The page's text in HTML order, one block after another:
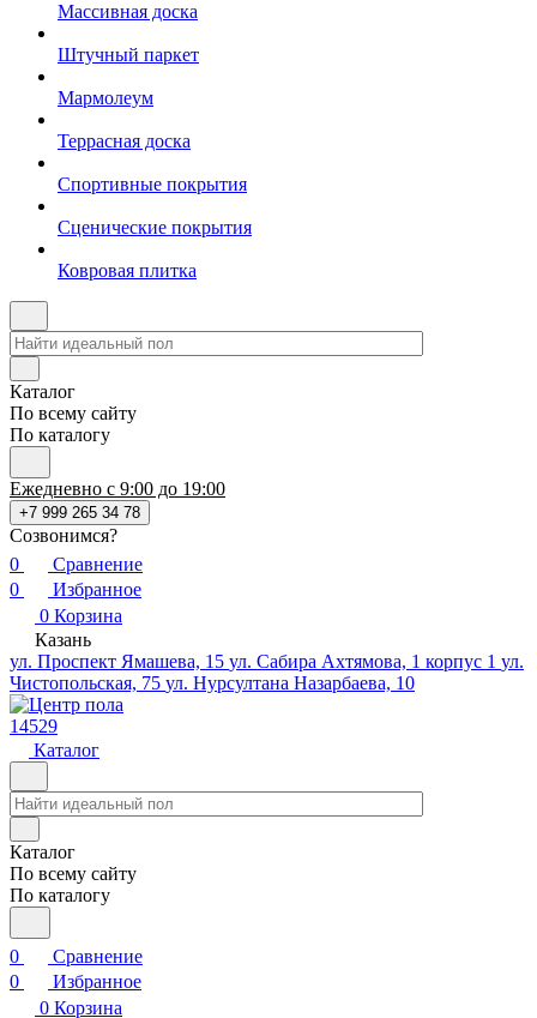
Массивная доска
Штучный паркет
Мармолеум
Террасная доска
Спортивные покрытия
Сценические покрытия
Ковровая плитка
Каталог
По всему сайту
По каталогу
Ежедневно с 9:00 до 19:00
+7 999 265 34 78
Созвонимся?
0
Сравнение
0
Избранное
0 Корзина
Казань
ул. Проспект Ямашева, 15 ул. Сабира Ахтямова, 1 корпус 1 ул.
Чистопольская, 75 ул. Нурсултана Назарбаева, 10
14529
Каталог
Каталог
По всему сайту
По каталогу
0
Сравнение
0
Избранное
0 Корзина